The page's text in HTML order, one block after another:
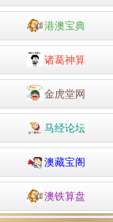
港澳宝典
诸葛神算
金虎堂网
马经论坛
澳藏宝阁
澳铁算盘